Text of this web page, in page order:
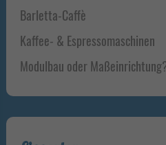
Barletta-Caffè
Kaffee- & Espressomaschinen
Modulbau oder